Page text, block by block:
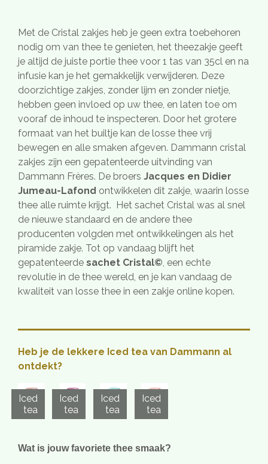
Met de Cristal zakjes heb je geen extra toebehoren
nodig om van thee te genieten, het theezakje geeft
je altijd de juiste portie thee voor 1 tas van 35cl en na
infusie kan je het gemakkelijk verwijderen. Deze
doorzichtige zakjes, zonder lijm en zonder nietje,
hebben geen invloed op uw thee, en laten toe om
vooraf de inhoud te inspecteren. Door het grotere
formaat van het builtje kan de losse thee vrij
bewegen en alle smaken afgeven. Dammann cristal
zakjes zijn een gepatenteerde uitvinding van
Dammann Frères. De broers Jacques en Didier
Jumeau-Lafond ontwikkelen dit zakje, waarin losse
thee alle ruimte krijgt. Het sachet Cristal was al snel
de nieuwe standaard en de andere thee
producenten volgden met ontwikkelingen als het
piramide zakje. Tot op vandaag blijft het
gepatenteerde sachet Cristal©, een echte
revolutie in de thee wereld, en je kan vandaag de
kwaliteit van losse thee in een zakje online kopen.
Heb je de lekkere Iced tea van Dammann al
ontdekt?
Iced
tea
Iced
tea
Iced
tea
Iced
tea
Wat is jouw favoriete thee smaak?